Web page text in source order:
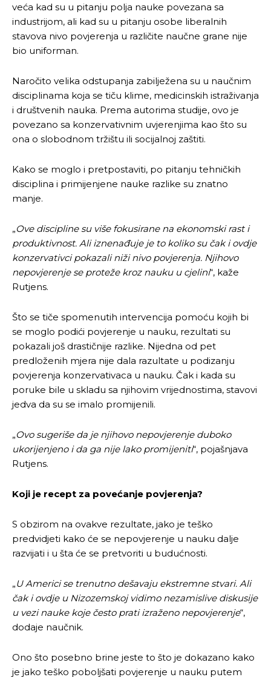
veća kad su u pitanju polja nauke povezana sa
industrijom, ali kad su u pitanju osobe liberalnih
stavova nivo povjerenja u različite naučne grane nije
bio uniforman.
Naročito velika odstupanja zabilježena su u naučnim
disciplinama koja se tiču klime, medicinskih istraživanja
i društvenih nauka. Prema autorima studije, ovo je
povezano sa konzervativnim uvjerenjima kao što su
ona o slobodnom tržištu ili socijalnoj zaštiti.
Kako se moglo i pretpostaviti, po pitanju tehničkih
disciplina i primijenjene nauke razlike su znatno
manje.
„Ove discipline su više fokusirane na ekonomski rast i
produktivnost. Ali iznenađuje je to koliko su čak i ovdje
konzervativci pokazali niži nivo povjerenja. Njihovo
nepovjerenje se proteže kroz nauku u cjelini“, kaže
Rutjens.
Što se tiče spomenutih intervencija pomoću kojih bi
se moglo podići povjerenje u nauku, rezultati su
pokazali još drastičnije razlike. Nijedna od pet
predloženih mjera nije dala razultate u podizanju
povjerenja konzervativaca u nauku. Čak i kada su
poruke bile u skladu sa njihovim vrijednostima, stavovi
jedva da su se imalo promijenili.
„Ovo sugeriše da je njihovo nepovjerenje duboko
ukorijenjeno i da ga nije lako promijeniti“, pojašnjava
Rutjens.
Koji je recept za povećanje povjerenja?
S obzirom na ovakve rezultate, jako je teško
predvidjeti kako će se nepovjerenje u nauku dalje
razvijati i u šta će se pretvoriti u budućnosti.
„U Americi se trenutno dešavaju ekstremne stvari. Ali
čak i ovdje u Nizozemskoj vidimo nezamislive diskusije
u vezi nauke koje često prati izraženo nepovjerenje“,
dodaje naučnik.
Ono što posebno brine jeste to što je dokazano kako
je jako teško poboljšati povjerenje u nauku putem